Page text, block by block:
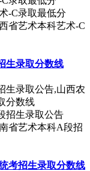
省艺术本科艺术-C
生录取分数线
生录取公告,山西农
分数线
省艺术本科A段招
考招生录取分数线